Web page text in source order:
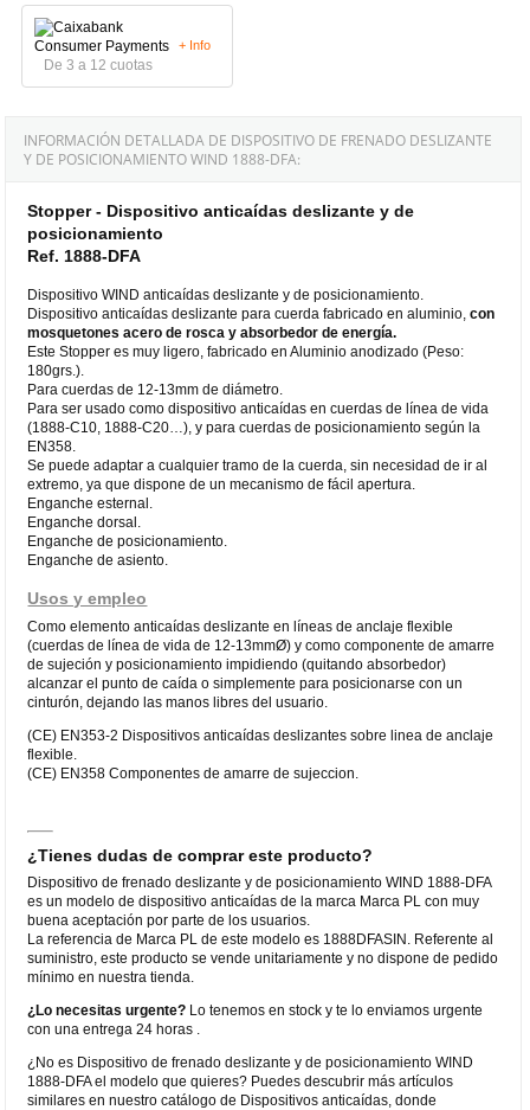
De 3 a 12 cuotas
+ Info
INFORMACIÓN DETALLADA DE DISPOSITIVO DE FRENADO DESLIZANTE
Y DE POSICIONAMIENTO WIND 1888-DFA:
Stopper - Dispositivo anticaídas deslizante y de
posicionamiento
Ref. 1888-DFA
Dispositivo WIND anticaídas deslizante y de posicionamiento.
Dispositivo anticaídas deslizante para cuerda fabricado en aluminio,con
mosquetones acero de rosca y absorbedor de energía.
Este Stopper es muy ligero, fabricado en Aluminio anodizado (Peso:
180grs.).
Para cuerdas de 12-13mm de diámetro.
Para ser usado como dispositivo anticaídas en cuerdas de línea de vida
(1888-C10, 1888-C20…), y para cuerdas de posicionamiento según la
EN358.
Se puede adaptar a cualquier tramo de la cuerda, sin necesidad de ir al
extremo, ya que dispone de un mecanismo de fácil apertura.
Enganche esternal.
Enganche dorsal.
Enganche de posicionamiento.
Enganche de asiento.
Usos y empleo
Como elemento anticaídas deslizante en líneas de anclaje flexible
(cuerdas de línea de vida de 12-13mmØ) y como componente de amarre
de sujeción y posicionamiento impidiendo (quitando absorbedor)
alcanzar el punto de caída o simplemente para posicionarse con un
cinturón, dejando las manos libres del usuario.
(CE) EN353-2 Dispositivos anticaídas deslizantes sobre linea de anclaje
flexible.
(CE) EN358 Componentes de amarre de sujeccion.
¿Tienes dudas de comprar este producto?
Dispositivo de frenado deslizante y de posicionamiento WIND 1888-DFA
es un modelo de dispositivo anticaídas de la marca Marca PL con muy
buena aceptación por parte de los usuarios.
La referencia de Marca PL de este modelo es 1888DFASIN. Referente al
suministro, este producto se vende unitariamente y no dispone de pedido
mínimo en nuestra tienda.
¿Lo necesitas urgente? Lo tenemos en stock y te lo enviamos urgente
con una entrega 24 horas .
¿No es Dispositivo de frenado deslizante y de posicionamiento WIND
1888-DFA el modelo que quieres? Puedes descubrir más artículos
similares en nuestro catálogo de Dispositivos anticaídas, donde